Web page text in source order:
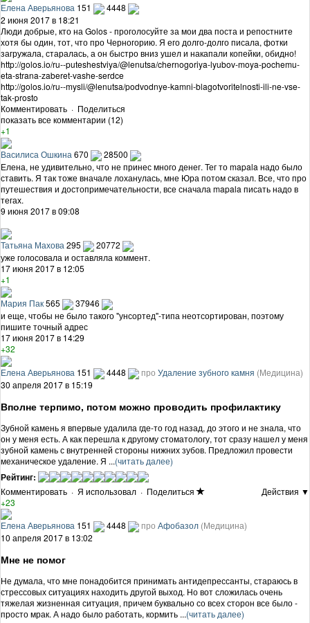
Елена Аверьянова 151
4448
2 июня 2017 в 18:21
Люди добрые, кто на Golos - проголосуйте за мои два поста и репостните
хотя бы один, тот, что про Черногорию. Я его долго-долго писала, фотки
загружала, старалась, а он быстро вниз ушел и накапали копейки, обидно!
http://golos.io/ru--puteshestviya/@lenutsa/chernogoriya-lyubov-moya-pochemu-
eta-strana-zaberet-vashe-serdce
http://golos.io/ru--mysli/@lenutsa/podvodnye-kamni-blagotvoritelnosti-ili-ne-vse-
tak-prosto
Комментировать · Поделиться
показать все комментарии (12)
+1
Василиса Ошкина 670
28500
Елена, не удивительно, что не принес много денег. Тег то mapala надо было
ставить. Я так тоже вначале лоханулась, мне Юра потом сказал. Все, что про
путешествия и достопримечательности, все сначала mapala писать надо в
тегах.
9 июня 2017 в 09:08
Татьяна Махова 295
20772
уже голосовала и оставляла коммент.
17 июня 2017 в 12:05
+1
Мария Пак565
37946
и еще, чтобы не было такого "унсортед"-типа неотсортирован, поэтому
пишите точный адрес
17 июня 2017 в 14:29
+32
Елена Аверьянова 151 4448 про Удаление зубного камня (Медицина)
30 апреля 2017 в 15:19
Вполне терпимо, потом можно проводить профилактику
Зубной камень я впервые удалила где-то год назад, до этого и не знала, что
он у меня есть. А как перешла к другому стоматологу, тот сразу нашел у меня
зубной камень с внутренней стороны нижних зубов. Предложил провести
механическое удаление. Я ...(читать далее)
Рейтинг:
Комментировать · Я использовал · Поделиться
Действия ▼
+23
Елена Аверьянова 151 4448 про Афобазол (Медицина)
10 апреля 2017 в 13:02
Мне не помог
Не думала, что мне понадобится принимать антидепрессанты, стараюсь в
стрессовых ситуациях находить другой выход. Но вот сложилась очень
тяжелая жизненная ситуация, причем буквально со всех сторон все было -
просто мрак. А надо было работать, кормить ...(читать далее)